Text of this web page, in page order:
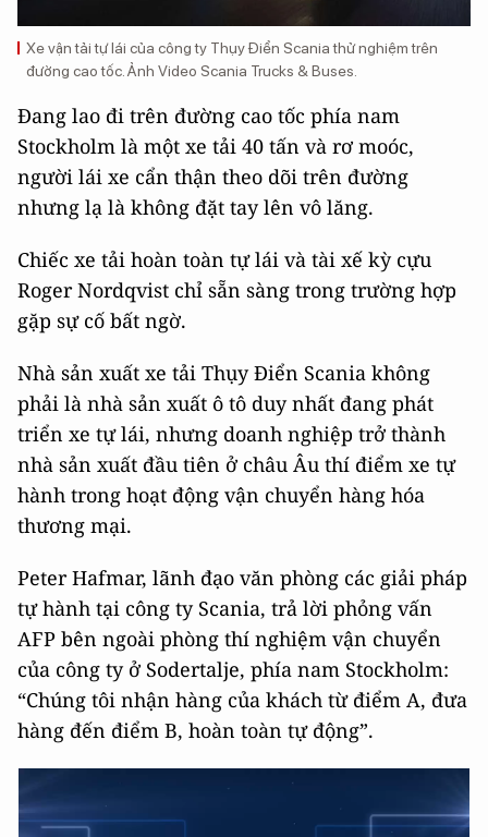
Xe vận tải tự lái của công ty Thụy Điển Scania thử nghiệm trên
đường cao tốc. Ảnh Video Scania Trucks & Buses.
Đang lao đi trên đường cao tốc phía nam
Stockholm là một xe tải 40 tấn và rơ moóc,
người lái xe cẩn thận theo dõi trên đường
nhưng lạ là không đặt tay lên vô lăng.
Chiếc xe tải hoàn toàn tự lái và tài xế kỳ cựu
Roger Nordqvist chỉ sẵn sàng trong trường hợp
gặp sự cố bất ngờ.
Nhà sản xuất xe tải Thụy Điển Scania không
phải là nhà sản xuất ô tô duy nhất đang phát
triển xe tự lái, nhưng doanh nghiệp trở thành
nhà sản xuất đầu tiên ở châu Âu thí điểm xe tự
hành trong hoạt động vận chuyển hàng hóa
thương mại.
Peter Hafmar, lãnh đạo văn phòng các giải pháp
tự hành tại công ty Scania, trả lời phỏng vấn
AFP bên ngoài phòng thí nghiệm vận chuyển
của công ty ở Sodertalje, phía nam Stockholm:
“Chúng tôi nhận hàng của khách từ điểm A, đưa
hàng đến điểm B, hoàn toàn tự động”.